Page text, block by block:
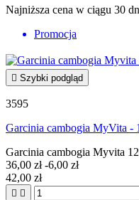
Najniższa cena w ciągu 30
Promocja
 Szybki podgląd
3595
Garcinia cambogia MyVita -
Garcinia cambogia Myvita
36,00 zł-6,00 zł
42,00 zł
 